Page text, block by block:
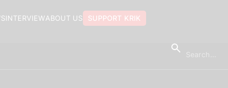
SUPPORT KRIK
ABOUT US
INTERVIEW